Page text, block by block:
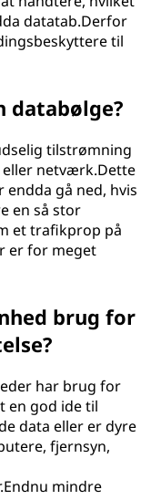
datatab.Derfor
til
databølge?
tilstrømning
netværk.Dette
gå ned, hvis
en så stor
et trafikprop på
er for meget
brug for
har brug for
en god ide til
data eller er dyre
fjernsyn,
mindre